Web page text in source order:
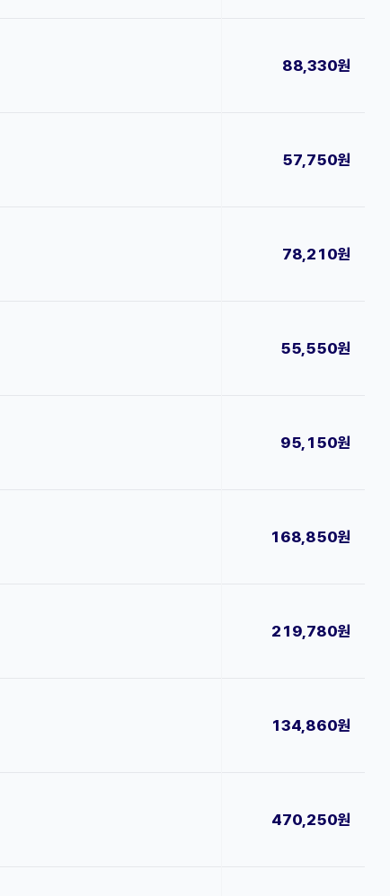
88,330원
57,750원
78,210원
55,550원
95,150원
168,850원
219,780원
134,860원
470,250원